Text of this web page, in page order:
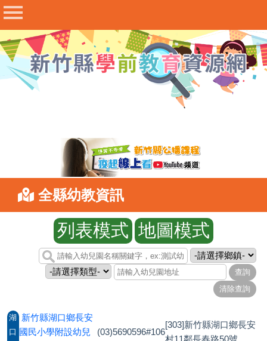
最新公告
幼兒園查詢
收退費與補助
評鑑與輔導
甄選與進修
衛生與安全
幼教法規
表件下載
相關連結
網站管理
全縣幼教資訊
湖
口
新竹縣湖口鄉長安
國民小學附設幼兒
(03)5690596#106
[303]新竹縣湖口鄉長安